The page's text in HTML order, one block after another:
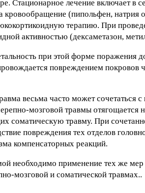
Стационарное лечение включает в
(пипольфен, натрия
терапию. При
активностью (дексаметазон,
при этой форме поражения
повреждением покровов
весьма часто может сочетаться
мозговой травмы
травму. При
повреждения тех отделов
компенсаторных реакций.
необходимо применение тех же
мозговой и соматической травмах..